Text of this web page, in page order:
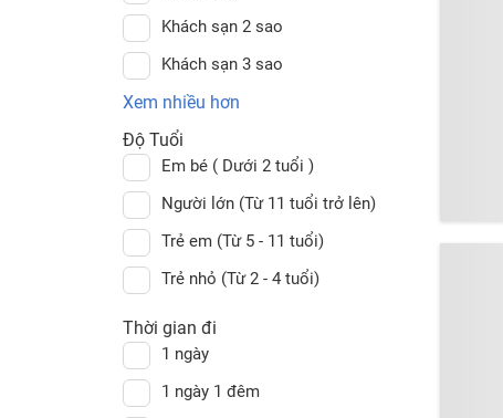
Khách sạn 2 sao
Khách sạn 3 sao
Xem nhiều hơn
Độ Tuổi
Em bé ( Dưới 2 tuổi )
Người lớn (Từ 11 tuổi trở lên)
Trẻ em (Từ 5 - 11 tuổi)
Trẻ nhỏ (Từ 2 - 4 tuổi)
Thời gian đi
1 ngày
1 ngày 1 đêm